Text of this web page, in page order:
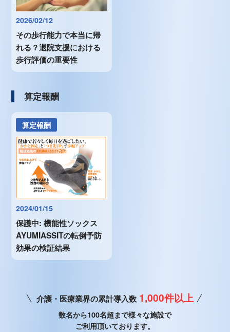
2026/02/12
その歩行能力で本当に帰
れる？退院支援における
歩行評価の重要性
算定報酬
算定報酬
2024/01/15
保護中: 機能性ソックス
AYUMIASSITの転倒予防
効果の検証結果
介護・医療業界の累計導入数 1,000件以上
数名から100名超まで様々な施設で
ご利用頂いております。